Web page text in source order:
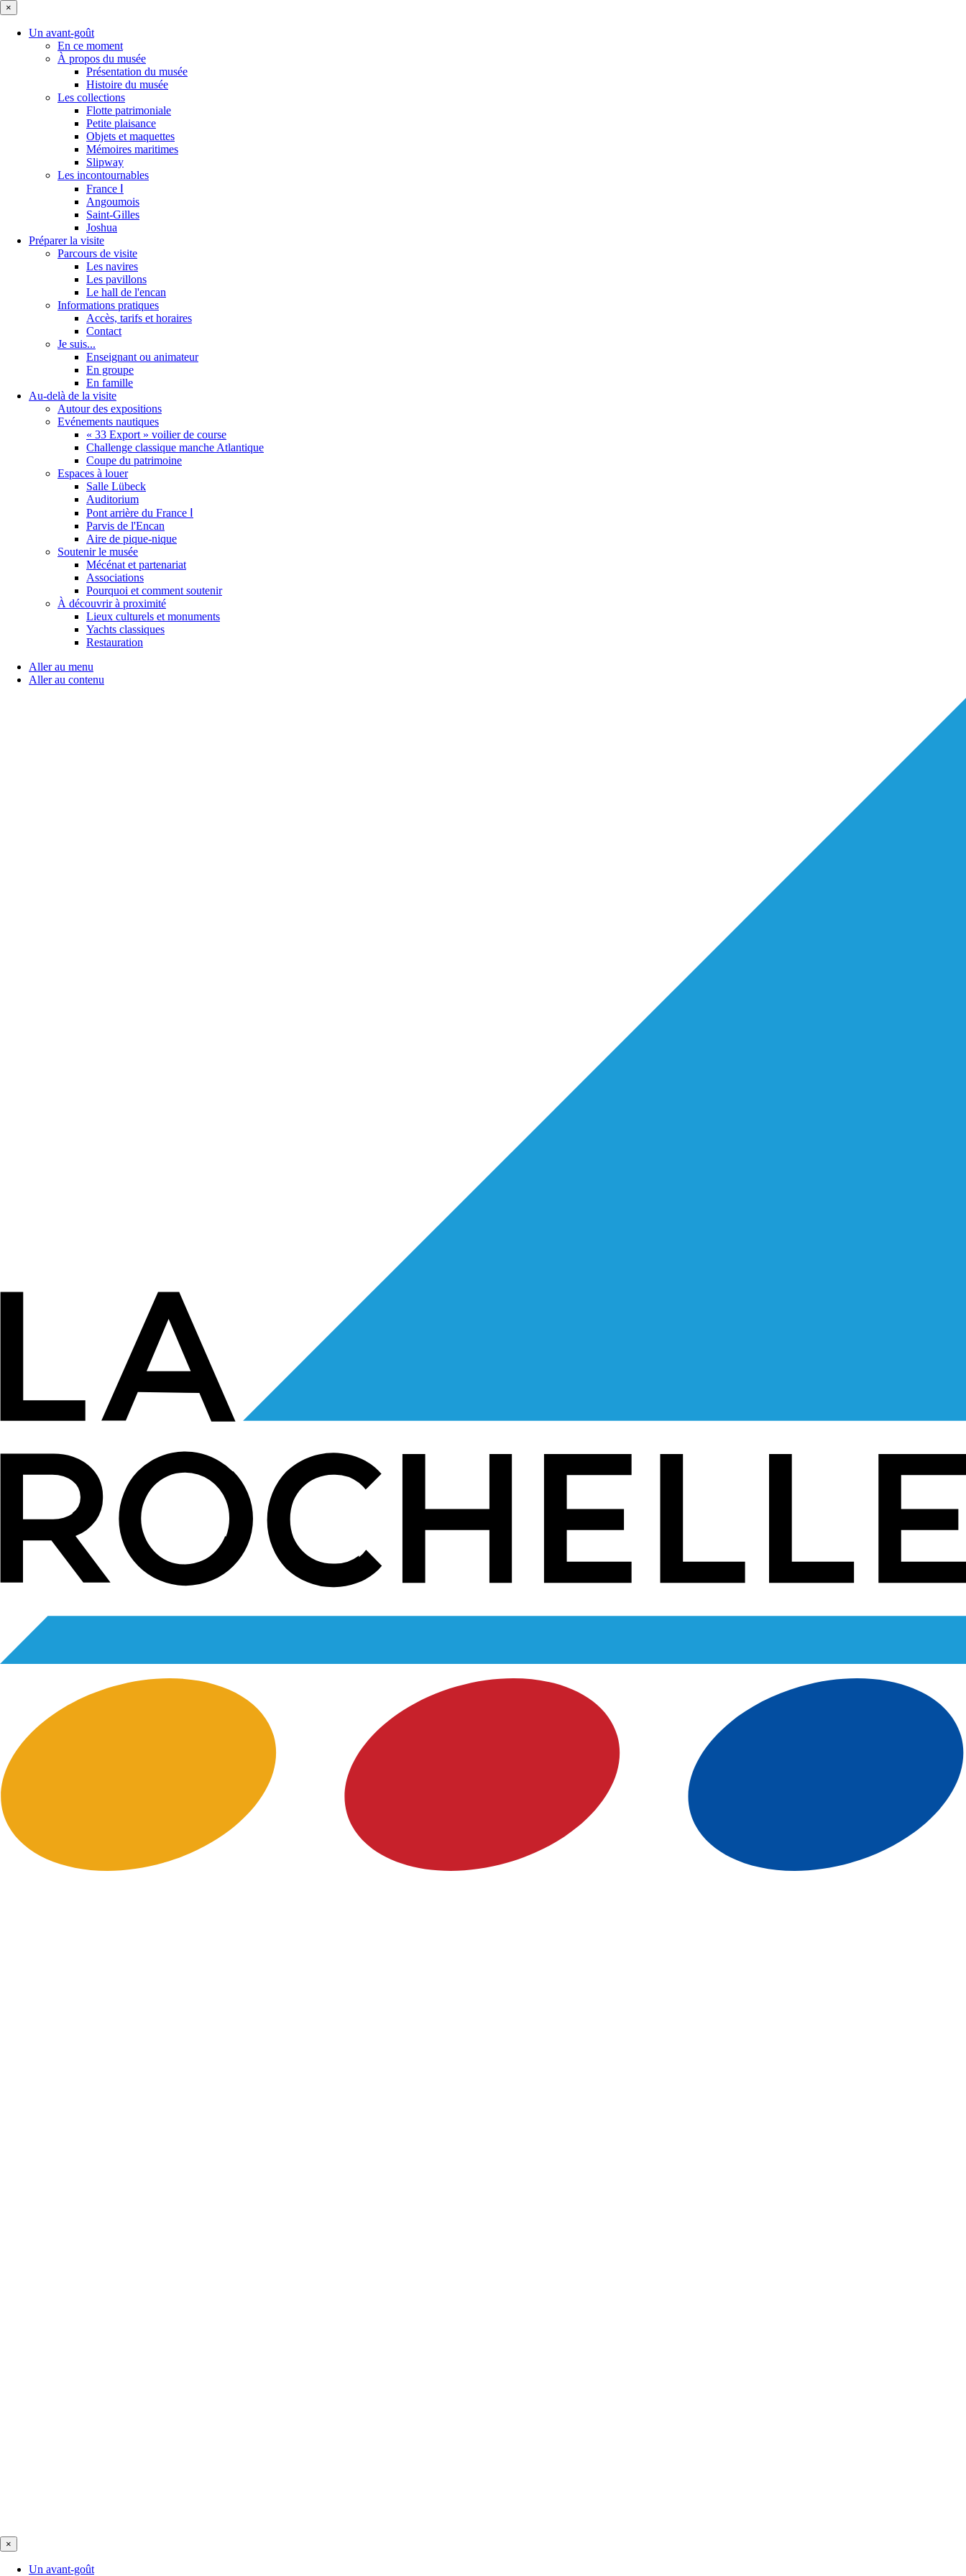
×
Un avant-goût
En ce moment
À propos du musée
Présentation du musée
Histoire du musée
Les collections
Flotte patrimoniale
Petite plaisance
Objets et maquettes
Mémoires maritimes
Slipway
Les incontournables
France Ⅰ
Angoumois
Saint-Gilles
Joshua
Préparer la visite
Parcours de visite
Les navires
Les pavillons
Le hall de l'encan
Informations pratiques
Accès, tarifs et horaires
Contact
Je suis...
Enseignant ou animateur
En groupe
En famille
Au-delà de la visite
Autour des expositions
Evénements nautiques
« 33 Export » voilier de course
Challenge classique manche Atlantique
Coupe du patrimoine
Espaces à louer
Salle Lübeck
Auditorium
Pont arrière du France Ⅰ
Parvis de l'Encan
Aire de pique-nique
Soutenir le musée
Mécénat et partenariat
Associations
Pourquoi et comment soutenir
À découvrir à proximité
Lieux culturels et monuments
Yachts classiques
Restauration
Aller au menu
Aller au contenu
×
Un avant-goût